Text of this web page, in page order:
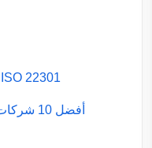
مواصفة إدارة استمرارية الأعمال ISO 22301
أفضل